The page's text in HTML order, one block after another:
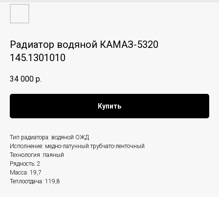
Радиатор водяной КАМАЗ-5320
145.1301010
34 000 р.
Купить
Тип радиатора: водяной ОЖД
Исполнение: медно-латунный трубчато-ленточный
Технология :паяный
Рядность: 2
Масса: 19,7
Теплоотдача: 119,8